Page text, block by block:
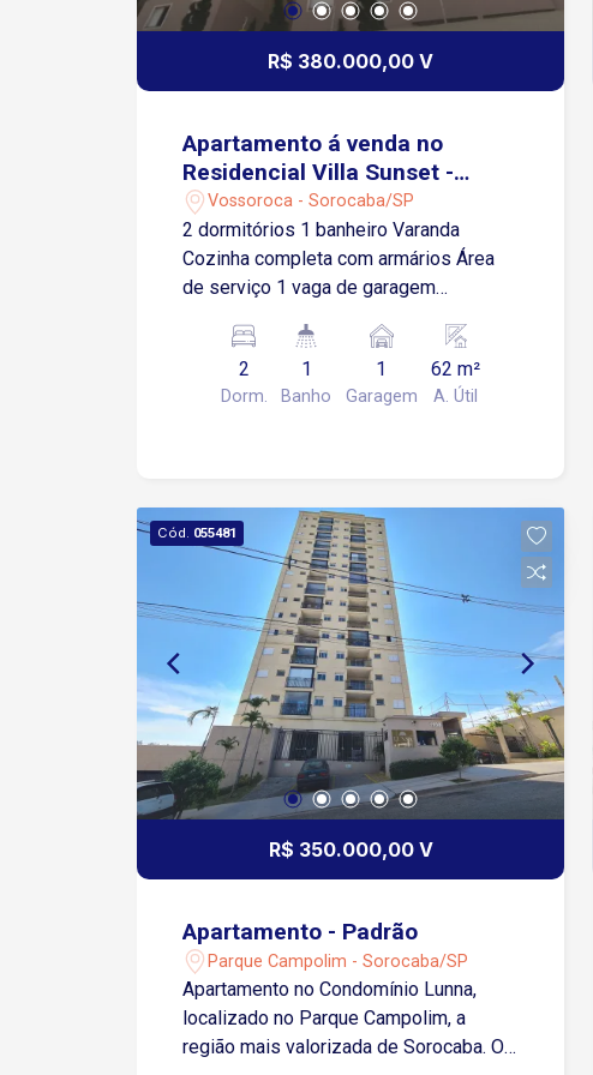
R$ 380.000,00 V
Apartamento á venda no
Residencial Villa Sunset -
Sorocaba/SP.
Vossoroca - Sorocaba/SP
2 dormitórios 1 banheiro Varanda
Cozinha completa com armários Área
de serviço 1 vaga de garagem
com Salão de festas Churrasqueira
Piscina Quadra Playground Portaria 24
horas Prédio com 2 elevadores Portão
2
Dorm.
1
Banho
1
Garagem
62 m²
A. Útil
Cód. 055481
R$ 350.000,00 V
Apartamento - Padrão
Parque Campolim - Sorocaba/SP
Apartamento no Condomínio Lunna,
localizado no Parque Campolim, a
região mais valorizada de Sorocaba. O